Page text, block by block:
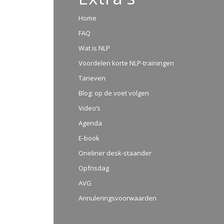
Home
FAQ
Wat is NLP
Voordelen korte NLP-trainingen
Tarieven
Blog: op de voet volgen
Video’s
Agenda
E-book
Oneliner desk-staander
Opfrisdag
AVG
Annuleringsvoorwaarden